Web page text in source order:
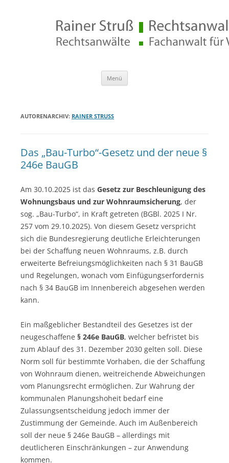
Menü
AUTORENARCHIV: RAINER STRUSS
Das „Bau-Turbo“-Gesetz und der neue §
246e BauGB
Am 30.10.2025 ist das Gesetz zur Beschleunigung des
Wohnungsbaus und zur Wohnraumsicherung, der
sog. „Bau-Turbo“, in Kraft getreten (BGBl. 2025 I Nr.
257 vom 29.10.2025). Von diesem Gesetz verspricht
sich die Bundesregierung deutliche Erleichterungen
bei der Schaffung neuen Wohnraums, z.B. durch
erweiterte Befreiungsmöglichkeiten nach § 31 BauGB
und Regelungen, wonach vom Einfügungserfordernis
nach § 34 BauGB im Innenbereich abgesehen werden
kann.
Ein maßgeblicher Bestandteil des Gesetzes ist der
neugeschaffene § 246e BauGB, welcher befristet bis
zum Ablauf des 31. Dezember 2030 gelten soll. Diese
Norm soll für bestimmte Vorhaben, die der Schaffung
von Wohnraum dienen, weitreichende Abweichungen
vom Planungsrecht ermöglichen. Zur Wahrung der
kommunalen Planungshoheit bedarf eine
Zulassungsentscheidung jedoch immer der
Zustimmung der Gemeinde. Auch im Außenbereich
soll der neue § 246e BauGB – allerdings mit
deutlicheren Einschränkungen – zur Anwendung
kommen.